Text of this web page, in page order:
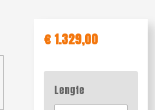
€ 1.329,00
Lengte